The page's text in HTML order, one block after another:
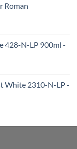
₫.
Roman
428-N-LP 900ml -
White 2310-N-LP -